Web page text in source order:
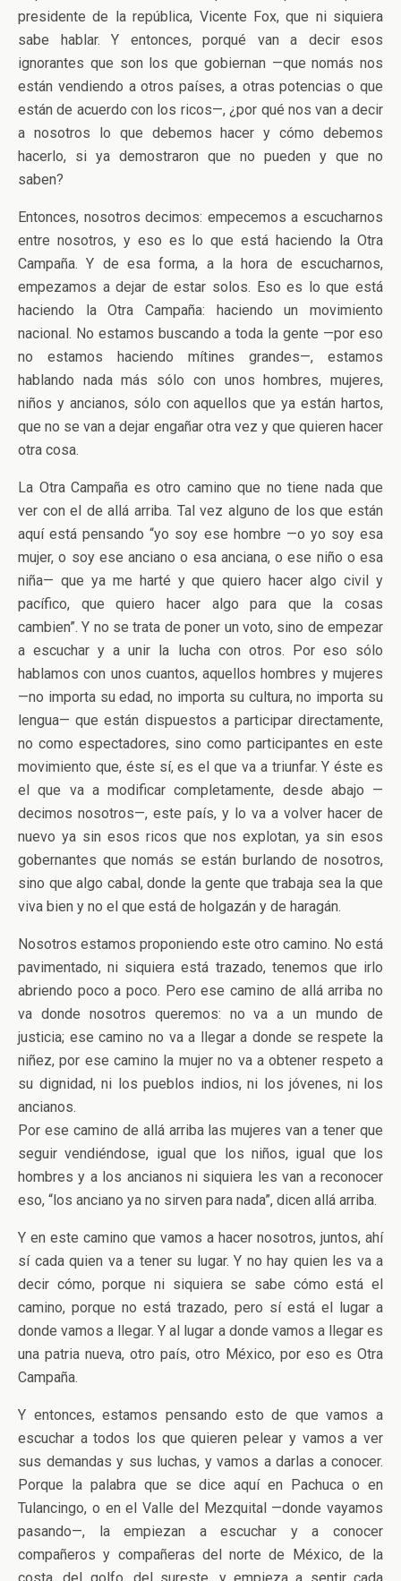
presidente de la república, Vicente Fox, que ni siquiera
sabe hablar. Y entonces, porqué van a decir esos
ignorantes que son los que gobiernan —que nomás nos
están vendiendo a otros países, a otras potencias o que
están de acuerdo con los ricos—, ¿por qué nos van a decir
a nosotros lo que debemos hacer y cómo debemos
hacerlo, si ya demostraron que no pueden y que no
saben?
Entonces, nosotros decimos: empecemos a escucharnos
entre nosotros, y eso es lo que está haciendo la Otra
Campaña. Y de esa forma, a la hora de escucharnos,
empezamos a dejar de estar solos. Eso es lo que está
haciendo la Otra Campaña: haciendo un movimiento
nacional. No estamos buscando a toda la gente —por eso
no estamos haciendo mítines grandes—, estamos
hablando nada más sólo con unos hombres, mujeres,
niños y ancianos, sólo con aquellos que ya están hartos,
que no se van a dejar engañar otra vez y que quieren hacer
otra cosa.
La Otra Campaña es otro camino que no tiene nada que
ver con el de allá arriba. Tal vez alguno de los que están
aquí está pensando “yo soy ese hombre —o yo soy esa
mujer, o soy ese anciano o esa anciana, o ese niño o esa
niña— que ya me harté y que quiero hacer algo civil y
pacífico, que quiero hacer algo para que la cosas
cambien”. Y no se trata de poner un voto, sino de empezar
a escuchar y a unir la lucha con otros. Por eso sólo
hablamos con unos cuantos, aquellos hombres y mujeres
—no importa su edad, no importa su cultura, no importa su
lengua— que están dispuestos a participar directamente,
no como espectadores, sino como participantes en este
movimiento que, éste sí, es el que va a triunfar. Y éste es
el que va a modificar completamente, desde abajo —
decimos nosotros—, este país, y lo va a volver hacer de
nuevo ya sin esos ricos que nos explotan, ya sin esos
gobernantes que nomás se están burlando de nosotros,
sino que algo cabal, donde la gente que trabaja sea la que
viva bien y no el que está de holgazán y de haragán.
Nosotros estamos proponiendo este otro camino. No está
pavimentado, ni siquiera está trazado, tenemos que irlo
abriendo poco a poco. Pero ese camino de allá arriba no
va donde nosotros queremos: no va a un mundo de
justicia; ese camino no va a llegar a donde se respete la
niñez, por ese camino la mujer no va a obtener respeto a
su dignidad, ni los pueblos indios, ni los jóvenes, ni los
ancianos.
Por ese camino de allá arriba las mujeres van a tener que
seguir vendiéndose, igual que los niños, igual que los
hombres y a los ancianos ni siquiera les van a reconocer
eso, “los anciano ya no sirven para nada”, dicen allá arriba.
Y en este camino que vamos a hacer nosotros, juntos, ahí
sí cada quien va a tener su lugar. Y no hay quien les va a
decir cómo, porque ni siquiera se sabe cómo está el
camino, porque no está trazado, pero sí está el lugar a
donde vamos a llegar. Y al lugar a donde vamos a llegar es
una patria nueva, otro país, otro México, por eso es Otra
Campaña.
Y entonces, estamos pensando esto de que vamos a
escuchar a todos los que quieren pelear y vamos a ver
sus demandas y sus luchas, y vamos a darlas a conocer.
Porque la palabra que se dice aquí en Pachuca o en
Tulancingo, o en el Valle del Mezquital —donde vayamos
pasando—, la empiezan a escuchar y a conocer
compañeros y compañeras del norte de México, de la